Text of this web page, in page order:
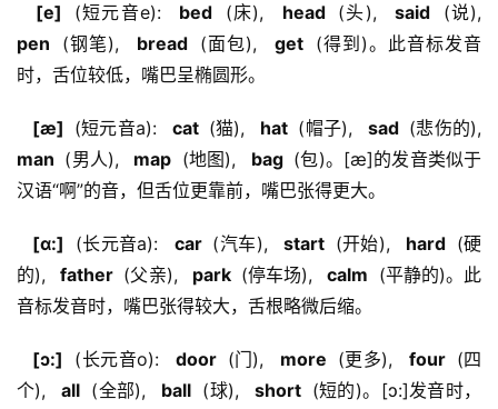
  [e]
(短元音e):
  bed
(床),
  head
(头),
  said
pen
(钢笔),
  bread
(面包),
  get
(得到)。此音标发音
时，舌位较低，嘴巴呈椭圆形。
  [æ]
(短元音a):
  cat
(猫),
  hat
(帽子),
  sad
man (男人),
  map
(地图),
  bag
(包)。[æ]的发音类似于
汉语“啊”的音，但舌位更靠前，嘴巴张得更大。
  [ɑ:]
(长元音a):
  car
(汽车),
  start
(开始),
  hard
(硬
的),
  father
(父亲),
  park
(停车场),
  calm
(平静的)。此
音标发音时，嘴巴张得较大，舌根略微后缩。
  [ɔ:]
(长元音o):
  door
(门),
  more
(更多),
  four
(四
个),
  all
(全部),
  ball
(球),
  short
(短的)。[ɔ:]发音时，